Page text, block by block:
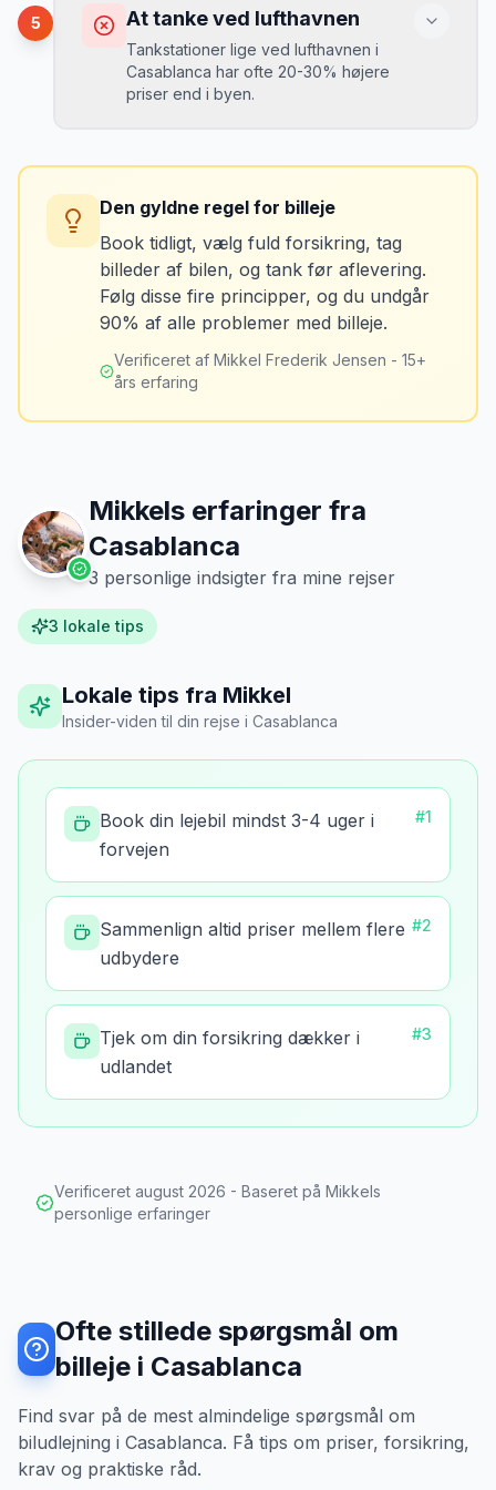
Du kan blive opkrævet for skader, der
var der før du fik bilen.
Løsning
brændstofmåleren.
MJ
Mikkels erfaring Oktober 2024
“Jeg fotograferer altid bilen fra alle
vinkler ved afhentning. Det har reddet
5 At tanke ved lufthavnen
Tankstationer lige ved lufthavnen i
Casablanca har ofte 20-30% højere
priser end i byen.
sidste tankning.
Tank bilen op et par kilometer fra
lufthavnen dagen før aflevering. Priserne
er markant lavere.
Den gyldne regel for billeje
Book tidligt, vælg fuld forsikring, tag
billeder af bilen, og tank før aflevering.
Følg disse fire principper, og du undgår
90% af alle problemer med billeje.
Verificeret af Mikkel Frederik Jensen - 15+
års erfaring
Mikkels erfaringer fra
Casablanca
3 personlige indsigter fra mine rejser
3 lokale tips
Lokale tips fra Mikkel
Insider-viden til din rejse i Casablanca
Book din lejebil mindst 3-4 uger i
forvejen
#1
Sammenlign altid priser mellem flere
udbydere
#2
Tjek om din forsikring dækker i
udlandet
#3
Verificeret august 2026 - Baseret på Mikkels
personlige erfaringer
Ofte stillede spørgsmål om
billeje i Casablanca
Find svar på de mest almindelige spørgsmål om
biludlejning i Casablanca. Få tips om priser, forsikring,
krav og praktiske råd.